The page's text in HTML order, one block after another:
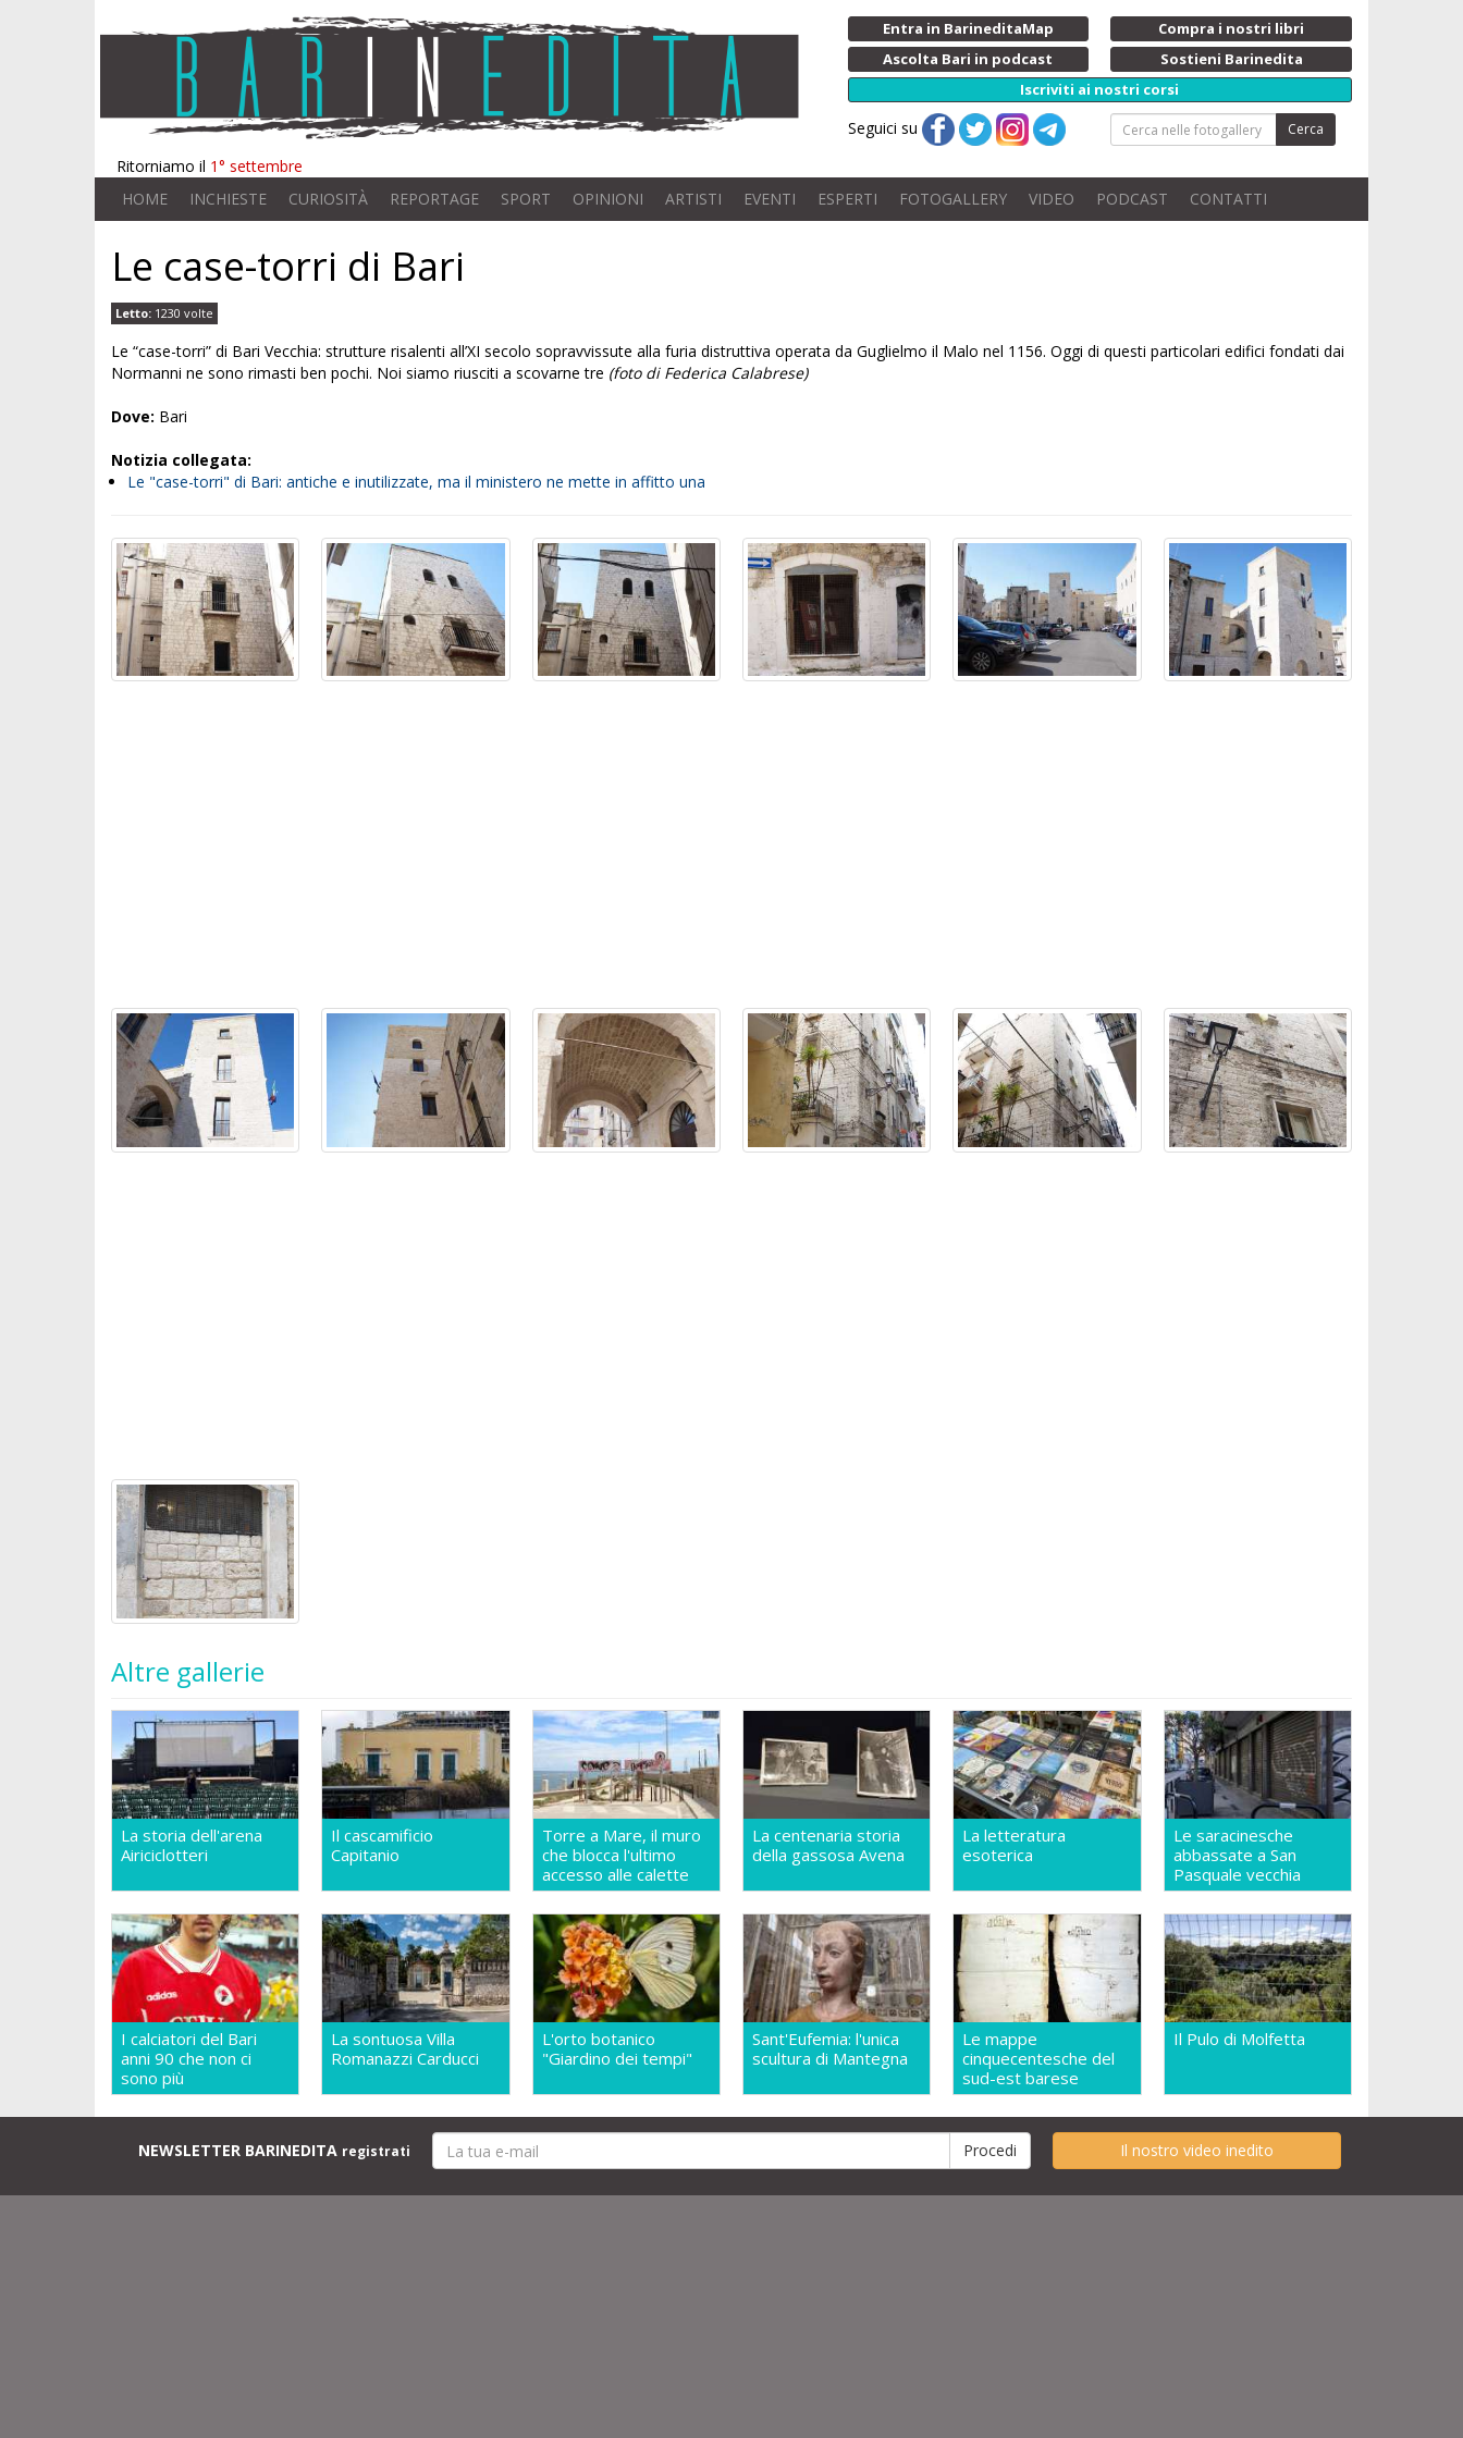
Ritorniamo il 1° settembre
Entra in BarineditaMap
Compra i nostri libri
Ascolta Bari in podcast
Sostieni Barinedita
Iscriviti ai nostri corsi
Seguici su Cerca
HOME INCHIESTE CURIOSITÀ REPORTAGE SPORT OPINIONI ARTISTI EVENTI ESPERTI FOTOGALLERY VIDEO PODCAST CONTATTI
Le case-torri di Bari
Letto: 1230 volte
Le “case-torri” di Bari Vecchia: strutture risalenti all’XI secolo sopravvissute alla furia distruttiva operata da Guglielmo il Malo nel 1156. Oggi di questi particolari edifici fondati dai
Normanni ne sono rimasti ben pochi. Noi siamo riusciti a scovarne tre (foto di Federica Calabrese)
Dove: Bari
Notizia collegata:
Le "case-torri" di Bari: antiche e inutilizzate, ma il ministero ne mette in affitto una
Altre gallerie
La storia dell'arena
Airiciclotteri
Il cascamificio
Capitanio
Torre a Mare, il muro
che blocca l'ultimo
accesso alle calette
La centenaria storia
della gassosa Avena
La letteratura
esoterica
Le saracinesche
abbassate a San
Pasquale vecchia
I calciatori del Bari
anni 90 che non ci
sono più
La sontuosa Villa
Romanazzi Carducci
L'orto botanico
"Giardino dei tempi"
Sant'Eufemia: l'unica
scultura di Mantegna
Le mappe
cinquecentesche del
sud-est barese
Il Pulo di Molfetta
NEWSLETTER BARINEDITA registrati Il nostro video inedito